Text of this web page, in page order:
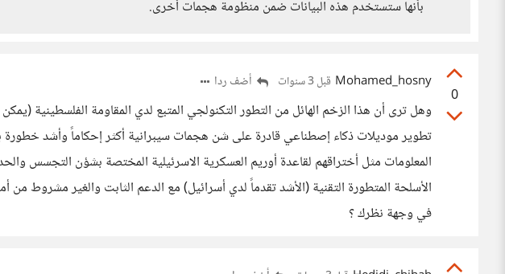
بأنها ستستخدم هذه البيانات ضمن منظومة هجمات أخرى.
0
Mohamed_hosny قبل 3 سنوات أضف ردا
وهل ترى أن هذا الزخم الهائل من التطور التكنولجي المتبع لدي المقاومة الفلسطينية
تطوير موديلات ذكاء إصطناعي قادرة على شن هجمات سيبرانية أكثر إحكاماً وأشد
المعلومات مثل أختراقهم لقاعدة أوريم العسكرية الاسرئيلية المختصة بشؤن التجسس
الأسلحة المتطورة التقنية (الأشد تقدماً لدي أسرائيل) مع الدعم الثابت والغير مشروط من
في وجهة نظرك ؟